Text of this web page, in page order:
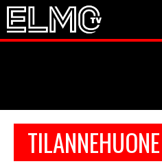
TILANNEHUONE
PESÄPALLO
VIDEOT